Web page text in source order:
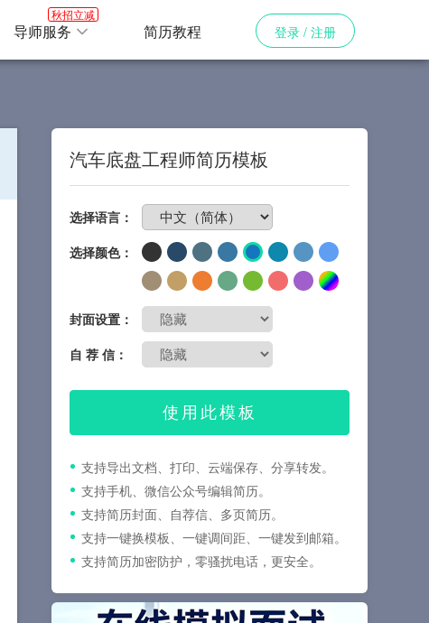
导师服务
秋招立减
简历教程 登录 / 注册
汽车底盘工程师简历模板
选择语言：
选择颜色：
封面设置：
自 荐 信：
使用此模板
支持导出文档、打印、云端保存、分享转发。
支持手机、微信公众号编辑简历。
支持简历封面、自荐信、多页简历。
支持一键换模板、一键调间距、一键发到邮箱。
支持简历加密防护，零骚扰电话，更安全。